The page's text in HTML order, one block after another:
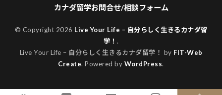
カナダ留学お問合せ/相談フォーム
© Copyright 2026 Live Your Life – 自分らしく生きるカナダ留
学！ .
Live Your Life – 自分らしく生きるカナダ留学！ by FIT-Web
Create. Powered by WordPress.